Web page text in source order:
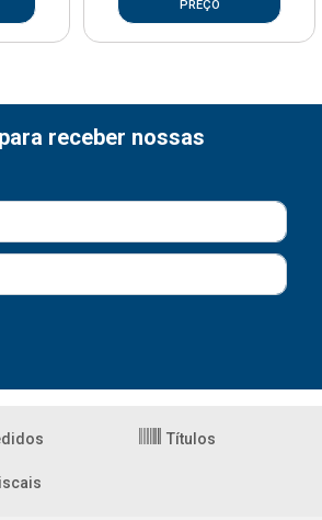
PREÇO
receber nossas
Títulos